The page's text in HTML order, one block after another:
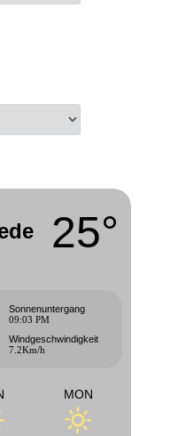
25°
Sonnenuntergang
09:03 PM
Windgeschwindigkeit
7.2Km/h
MON